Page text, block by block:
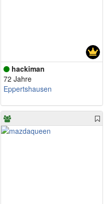
hackiman
72 Jahre
Eppertshausen